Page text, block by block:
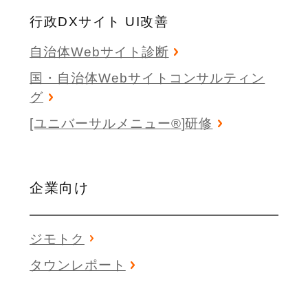
行政DXサイト UI改善
自治体Webサイト診断
国・自治体Webサイトコンサルティン
グ
[ユニバーサルメニュー®]研修
企業向け
ジモトク
タウンレポート